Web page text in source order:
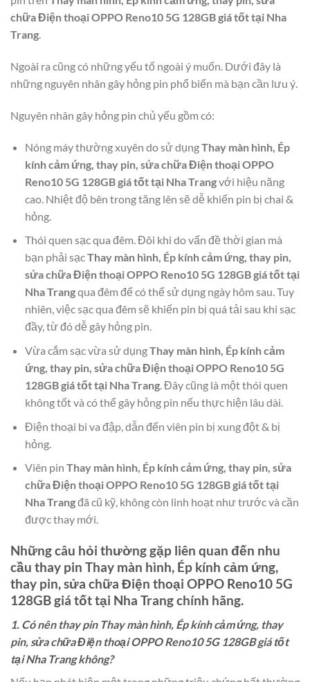
chữa Điện thoại OPPO Reno10 5G 128GB giá tốt tại Nha
Trang.
Ngoài ra cũng có những yếu tố ngoài ý muốn. Dưới đây là
những nguyên nhân gây hỏng pin phổ biến mà bạn cần lưu ý.
Nguyên nhân gây hỏng pin chủ yếu gồm có:
Nóng máy thường xuyên do sử dụngThay màn hình, Ép
kính cảm ứng, thay pin, sửa chữa Điện thoại OPPO
Reno10 5G 128GB giá tốt tại Nha Trangvới hiệu năng
cao. Nhiệt độ bên trong tăng lên sẽ dễ khiến pin bị chai &
hỏng.
Thói quen sạc qua đêm. Đôi khi do vấn đề thời gian mà
bạn phải sạcThay màn hình, Ép kính cảm ứng, thay pin,
sửa chữa Điện thoại OPPO Reno10 5G 128GB giá tốt tại
Nha Trangqua đêm để có thể sử dụng ngày hôm sau. Tuy
nhiên, việc sạc qua đêm sẽ khiến pin bị quá tải sau khi sạc
đầy, từ đó dễ gây hỏng pin.
Vừa cắm sạc vừa sử dụngThay màn hình, Ép kính cảm
ứng, thay pin, sửa chữa Điện thoại OPPO Reno10 5G
128GB giá tốt tại Nha Trang. Đây cũng là một thói quen
không tốt và có thể gây hỏng pin nếu thực hiện lâu dài.
Điện thoại bi va đập, dẫn đến viên pin bị xung đột & bị
hỏng.
Viên pin Thay màn hình, Ép kính cảm ứng, thay pin, sửa
chữa Điện thoại OPPO Reno10 5G 128GB giá tốt tại
Nha Trangđã cũ kỹ, không còn linh hoạt như trước và cần
được thay mới.
Những câu hỏi thường gặp liên quan đến nhu
cầu thay pin Thay màn hình, Ép kính cảm ứng,
thay pin, sửa chữa Điện thoại OPPO Reno10 5G
128GB giá tốt tại Nha Trangchính hãng.
1. Có nên thay pin Thay màn hình, Ép kính cảm ứng, thay
pin, sửa chữa Điện thoại OPPO Reno10 5G 128GB giá tốt
tại Nha Trang không?